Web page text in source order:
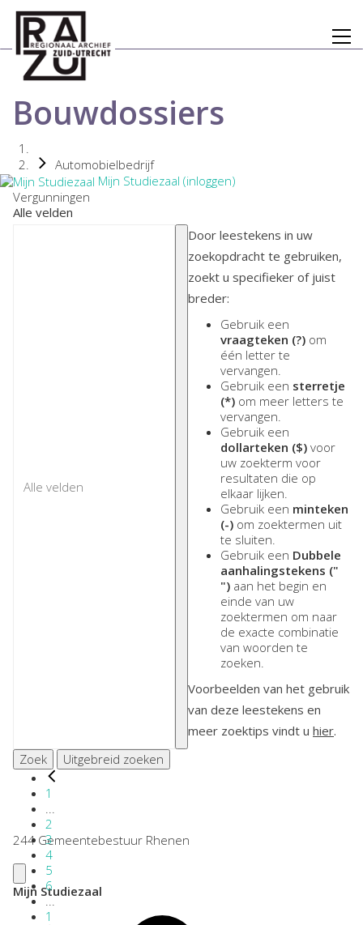
Bouwdossiers
Automobielbedrijf
Mijn Studiezaal (inloggen)
Vergunningen
Alle velden
Door leestekens in uw
zoekopdracht te gebruiken,
zoekt u specifieker of juist
breder:
Gebruik een
vraagteken (?) om
één letter te
vervangen.
Gebruik een sterretje
(*) om meer letters te
vervangen.
Gebruik een
dollarteken ($) voor
uw zoekterm voor
resultaten die op
elkaar lijken.
Gebruik een minteken
(-) om zoektermen uit
te sluiten.
Gebruik een Dubbele
aanhalingstekens ("
") aan het begin en
einde van uw
zoektermen om naar
de exacte combinatie
van woorden te
zoeken.
Voorbeelden van het gebruik
van deze leestekens en
meer zoektips vindt u hier.
Zoek
Uitgebreid zoeken
1
2
3
4
5
6
...
1
244 Gemeentebestuur Rhenen
Mijn Studiezaal